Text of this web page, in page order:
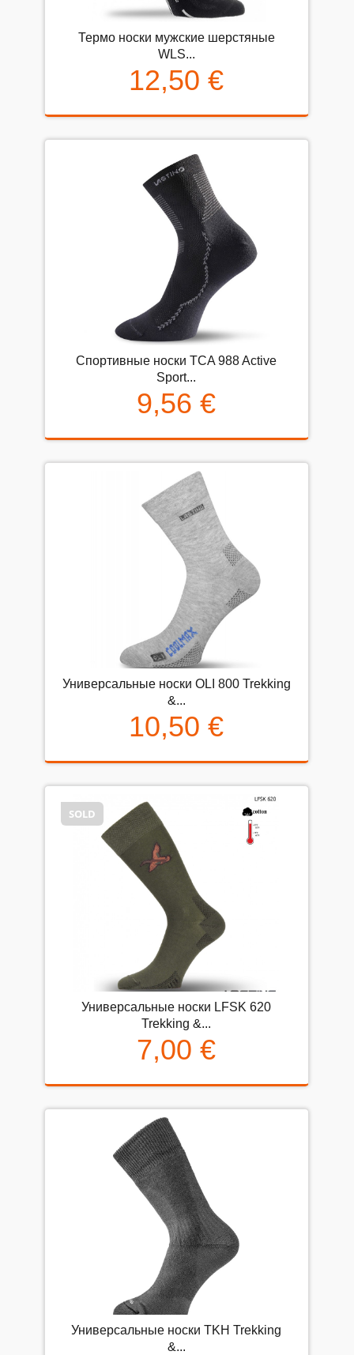
Термо носки мужские шерстяные
WLS...
12,50 €
Спортивные носки TCA 988 Active
Sport...
9,56 €
Универсальные носки OLI 800 Trekking
&...
10,50 €
SOLD
Универсальные носки LFSK 620
Trekking &...
7,00 €
Универсальные носки TKH Trekking
&...